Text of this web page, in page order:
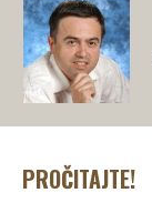
PROČITAJTE!